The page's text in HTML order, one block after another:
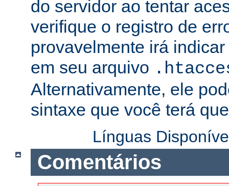
do servidor ao tentar
verifique o registro de
provavelmente irá
em seu arquivo
Alternativamente, ele
sintaxe que você terá
Línguas
Comentários